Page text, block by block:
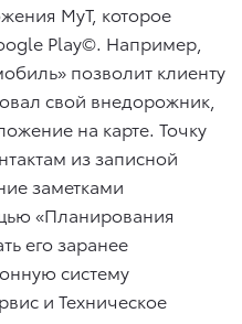
MyT, которое
Play©. Например,
позволит клиенту
свой внедорожник,
на карте. Точку
из записной
заметками
«Планирования
его заранее
систему
и Техническое